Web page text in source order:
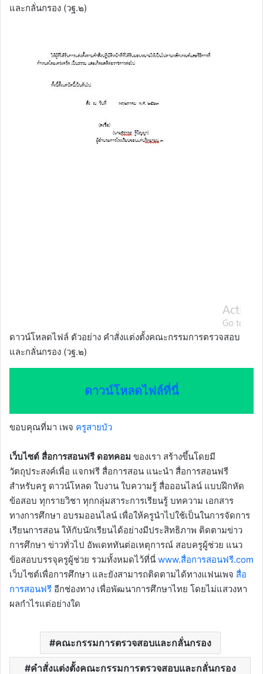
และกลั่นกรอง (วฐ.๒)
ดาวน์โหลดไฟล์ ตัวอย่าง คำสั่งแต่งตั้งคณะกรรมการตรวจสอบ
และกลั่นกรอง (วฐ.๒)
ดาวน์โหลดไฟล์ที่นี่
ขอบคุณที่มา เพจ ครูสายบัว
เว็บไซต์ สื่อการสอนฟรี ดอทคอม ของเรา สร้างขึ้นโดยมี
วัตถุประสงค์เพื่อ แจกฟรี สื่อการสอน แนะนำ สื่อการสอนฟรี
สำหรับครู ดาวน์โหลด ใบงาน ใบความรู้ สื่อออนไลน์ แบบฝึกหัด
ข้อสอบ ทุกรายวิชา ทุกกลุ่มสาระการเรียนรู้ บทความ เอกสาร
ทางการศึกษา อบรมออนไลน์ เพื่อให้ครูนำไปใช้เป็นในการจัดการ
เรียนการสอน ให้กับนักเรียนได้อย่างมีประสิทธิภาพ ติดตามข่าว
การศึกษา ข่าวทั่วไป อัพเดททันต่อเหตุการณ์ สอบครูผู้ช่วย แนว
ข้อสอบบรรจุครูผู้ช่วย รวมทั้งหมดไว้ที่นี่ www.สื่อการสอนฟรี.com
เว็บไซต์เพื่อการศึกษา และยังสามารถติดตามได้ทางแฟนเพจ สื่อ
การสอนฟรี อีกช่องทาง เพื่อพัฒนาการศึกษาไทย โดยไม่แสวงหา
ผลกำไรแต่อย่างใด
คณะกรรมการตรวจสอบและกลั่นกรอง
คำสั่งแต่งตั้งคณะกรรมการตรวจสอบและกลั่นกรอง